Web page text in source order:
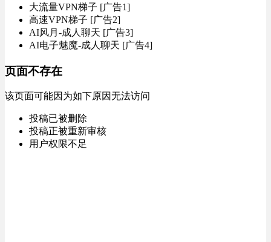
大流量VPN梯子 [广告1]
高速VPN梯子 [广告2]
AI风月-成人聊天 [广告3]
AI电子魅魔-成人聊天 [广告4]
页面不存在
该页面可能因为如下原因无法访问
投稿已被删除
投稿正被重新审核
用户权限不足